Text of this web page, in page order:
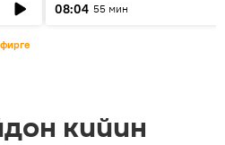
08:04 55 мин
кийин